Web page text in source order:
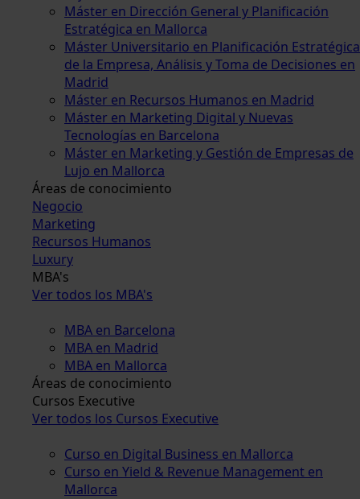
Máster en Dirección General y Planificación
Estratégica en Mallorca
Máster Universitario en Planificación Estratégica
de la Empresa, Análisis y Toma de Decisiones en
Madrid
Máster en Recursos Humanos en Madrid
Máster en Marketing Digital y Nuevas
Tecnologías en Barcelona
Máster en Marketing y Gestión de Empresas de
Lujo en Mallorca
Áreas de conocimiento
Negocio
Marketing
Recursos Humanos
Luxury
MBA's
Ver todos los MBA's
MBA en Barcelona
MBA en Madrid
MBA en Mallorca
Áreas de conocimiento
Cursos Executive
Ver todos los Cursos Executive
Curso en Digital Business en Mallorca
Curso en Yield & Revenue Management en
Mallorca